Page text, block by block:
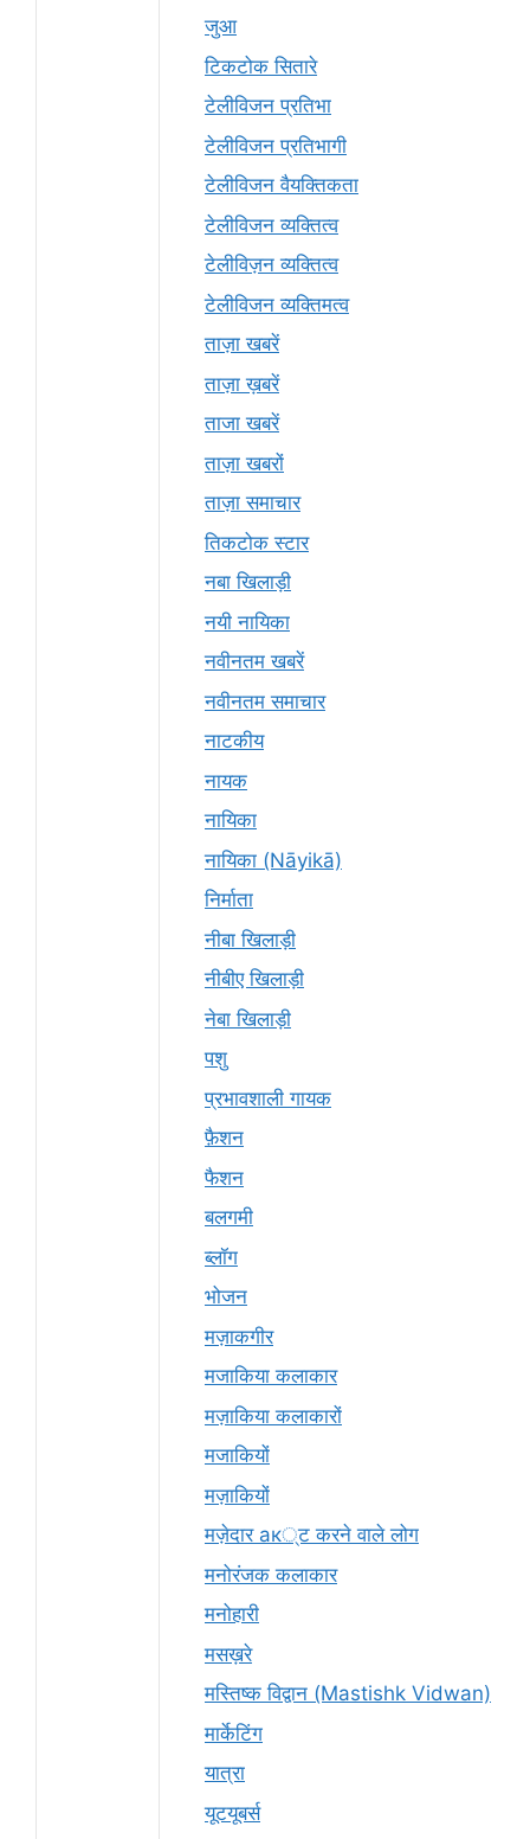
जुआ
टिकटोक सितारे
टेलीविजन प्रतिभा
टेलीविजन प्रतिभागी
टेलीविजन वैयक्तिकता
टेलीविजन व्यक्तित्व
टेलीविज़न व्यक्तित्व
टेलीविजन व्यक्तिमत्व
ताज़ा खबरें
ताज़ा ख़बरें
ताजा खबरें
ताज़ा खबरों
ताज़ा समाचार
तिकटोक स्टार
नबा खिलाड़ी
नयी नायिका
नवीनतम खबरें
नवीनतम समाचार
नाटकीय
नायक
नायिका
नायिका (Nāyikā)
निर्माता
नीबा खिलाड़ी
नीबीए खिलाड़ी
नेबा खिलाड़ी
पशु
प्रभावशाली गायक
फ़ैशन
फैशन
बलगमी
ब्लॉग
भोजन
मज़ाकगीर
मजाकिया कलाकार
मज़ाकिया कलाकारों
मजाकियों
मज़ाकियों
मज़ेदार ак्ट करने वाले लोग
मनोरंजक कलाकार
मनोहारी
मसख़रे
मस्तिष्क विद्वान (Mastishk Vidwan)
मार्केटिंग
यात्रा
यूटयूबर्स